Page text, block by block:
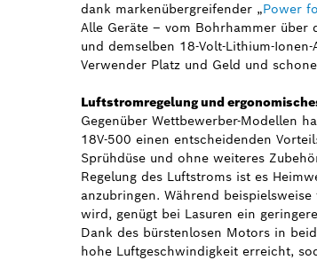
dank markenübergreifender „Power
Alle Geräte – vom Bohrhammer über
und demselben 18-Volt-Lithium-
Verwender Platz und Geld und
Luftstromregelung und
Gegenüber Wettbewerber-Modellen
18V-500 einen entscheidenden
Sprühdüse und ohne weiteres
Regelung des Luftstroms ist es
anzubringen. Während
wird, genügt bei Lasuren ein
Dank des bürstenlosen Motors in
hohe Luftgeschwindigkeit erreicht,